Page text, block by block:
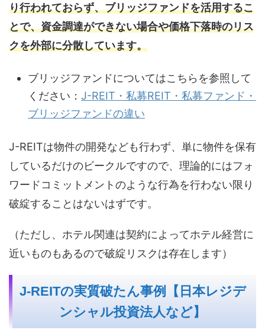
り行われておらず、ブリッジファンドを活用するこ
とで、資金調達ができない場合や価格下落時のリス
クを外部に分散しています。
ブリッジファンドについてはこちらを参照して
ください： J-REIT・私募REIT・私募ファンド・
ブリッジファンドの違い
J-REITは物件の開発なども行わず、単に物件を保有
しているだけのビークルですので、理論的にはフォ
ワードコミットメントのような行為を行わない限り
破綻することはないはずです。
（ただし、ホテル関連は契約によってホテル経営に
近いものもあるので破綻リスクは存在します）
J-REITの実質破たん事例【日本レジデ
ンシャル投資法人など】